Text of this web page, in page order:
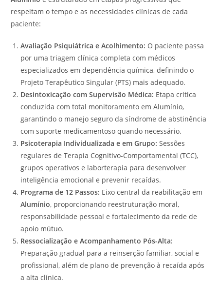
respeitam o tempo e as necessidades clínicas de cada
paciente:
Avaliação Psiquiátrica e Acolhimento: O paciente passa
por uma triagem clínica completa com médicos
especializados em dependência química, definindo o
Projeto Terapêutico Singular (PTS) mais adequado.
Desintoxicação com Supervisão Médica: Etapa crítica
conduzida com total monitoramento em Alumínio,
garantindo o manejo seguro da síndrome de abstinência
com suporte medicamentoso quando necessário.
Psicoterapia Individualizada e em Grupo: Sessões
regulares de Terapia Cognitivo-Comportamental (TCC),
grupos operativos e laborterapia para desenvolver
inteligência emocional e prevenir recaídas.
Programa de 12 Passos: Eixo central da reabilitação em
Alumínio, proporcionando reestruturação moral,
responsabilidade pessoal e fortalecimento da rede de
apoio mútuo.
Ressocialização e Acompanhamento Pós-Alta:
Preparação gradual para a reinserção familiar, social e
profissional, além de plano de prevenção à recaída após
a alta clínica.